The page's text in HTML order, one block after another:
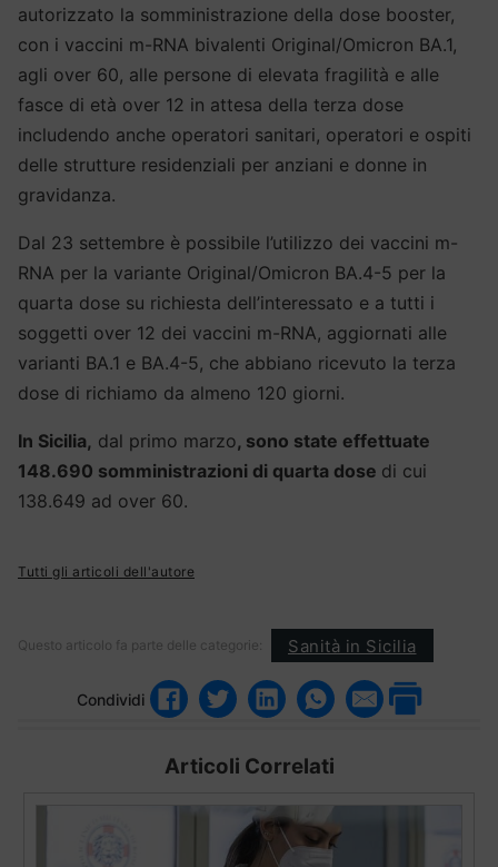
autorizzato la somministrazione della dose booster,
con i vaccini m-RNA bivalenti Original/Omicron BA.1,
agli over 60, alle persone di elevata fragilità e alle
fasce di età over 12 in attesa della terza dose
includendo anche operatori sanitari, operatori e ospiti
delle strutture residenziali per anziani e donne in
gravidanza.
Dal 23 settembre è possibile l’utilizzo dei vaccini m-
RNA per la variante Original/Omicron BA.4-5 per la
quarta dose su richiesta dell’interessato e a tutti i
soggetti over 12 dei vaccini m-RNA, aggiornati alle
varianti BA.1 e BA.4-5, che abbiano ricevuto la terza
dose di richiamo da almeno 120 giorni.
In Sicilia, dal primo marzo, sono state effettuate
148.690 somministrazioni di quarta dose di cui
138.649 ad over 60.
Tutti gli articoli dell'autore
Questo articolo fa parte delle categorie: Sanità in Sicilia
Condividi
Articoli Correlati